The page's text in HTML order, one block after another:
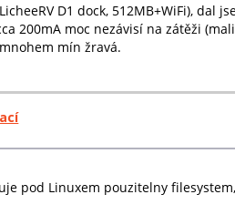
D1 dock, 512MB+WiFi),
200mA moc nezávisí na zátěži
mín žravá.
pod Linuxem pouzitelny